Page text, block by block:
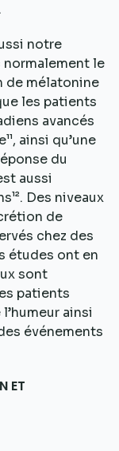
notre
le
de mélatonine
les patients
avancés
ainsi qu’une
du
aussi
Des niveaux
de
chez des
études ont en
sont
patients
ainsi
événements
ET